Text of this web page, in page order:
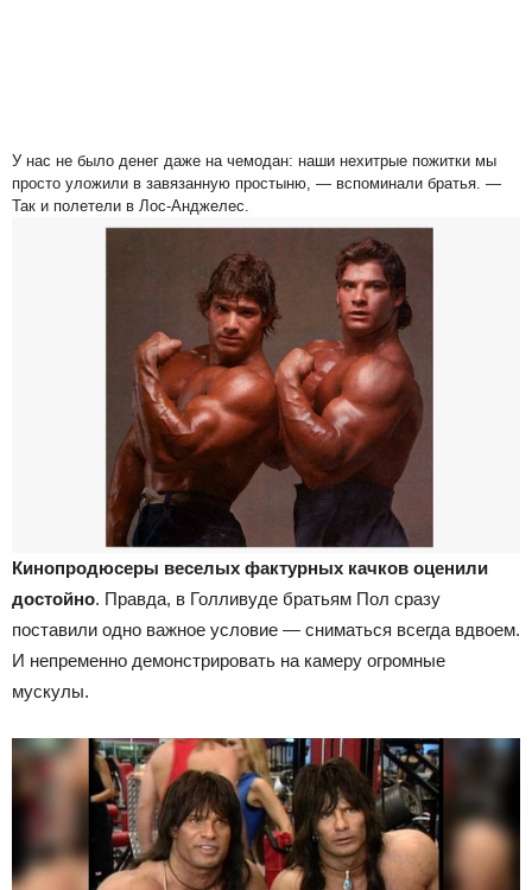
У нас не было денег даже на чемодан: наши нехитрые пожитки мы
просто уложили в завязанную простыню, — вспоминали братья. —
Так и полетели в Лос-Анджелес.
Кинопродюсеры веселых фактурных качков оценили
достойно. Правда, в Голливуде братьям Пол сразу
поставили одно важное условие — сниматься всегда вдвоем.
И непременно демонстрировать на камеру огромные
мускулы.